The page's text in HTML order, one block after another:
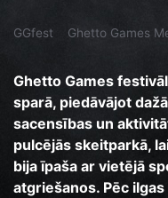
GGfest Ghetto Games
Ghetto Games
sparā, piedāvājot
sacensības un
pulcējās skeitparkā,
bija īpaša ar vietējā
atgriešanos. Pēc